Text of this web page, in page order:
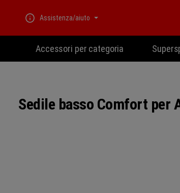
Assistenza/aiuto
Accessori per categoria
Sedile basso Comfort per